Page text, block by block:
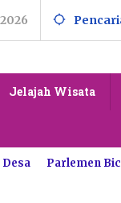
Jelajah Wisata
Parlemen